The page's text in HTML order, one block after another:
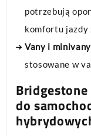
potrzebują
komfortu jazdy
Vany i minivany
stosowane w
do